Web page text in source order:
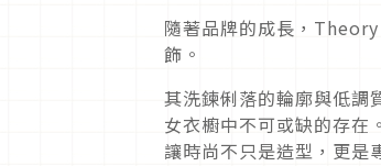
隨著品牌的成長，
飾。
其洗鍊俐落的輪廓與低調
女衣櫥中不可或缺的存在
讓時尚不只是造型，更是